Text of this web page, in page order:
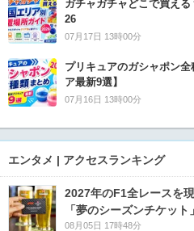
ガチャガチャどこで買え
26
07月17日 13時00分
プリキュアのガシャポン
ア最新9選】
07月16日 13時00分
エンタメ | アクセスランキング
2027年のF1全レースを
「夢のシーズンチケット
08月05日 17時48分